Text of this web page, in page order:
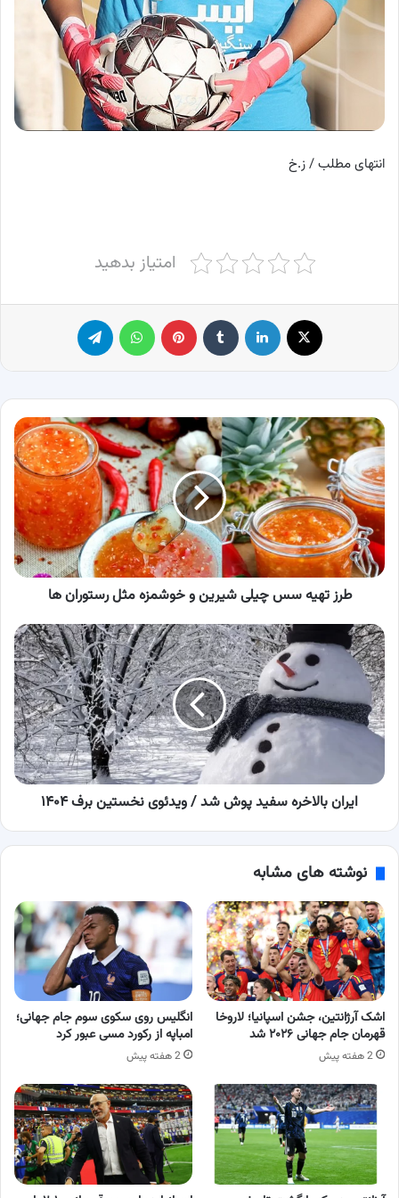
انتهای مطلب / ز.خ
امتیاز بدهید
لینکدین ‫تامبلر پینترست
طرز
تهیه
سس
چیلی
شیرین
و
خوشمزه
مثل
رستوران
طرز تهیه سس چیلی شیرین و خوشمزه مثل رستوران ها
ایران
بالاخره
سفید
پوش
شد
/
ویدئوی
برف
ایران بالاخره سفید پوش شد / ویدئوی نخستین برف ۱۴۰۴
نوشته های مشابه
اشک آرژانتین، جشن اسپانیا؛ لاروخا
قهرمان جام جهانی ۲۰۲۶ شد
2 هفته پیش
انگلیس روی سکوی سوم جام جهانی؛
امباپه از رکورد مسی عبور کرد
2 هفته پیش